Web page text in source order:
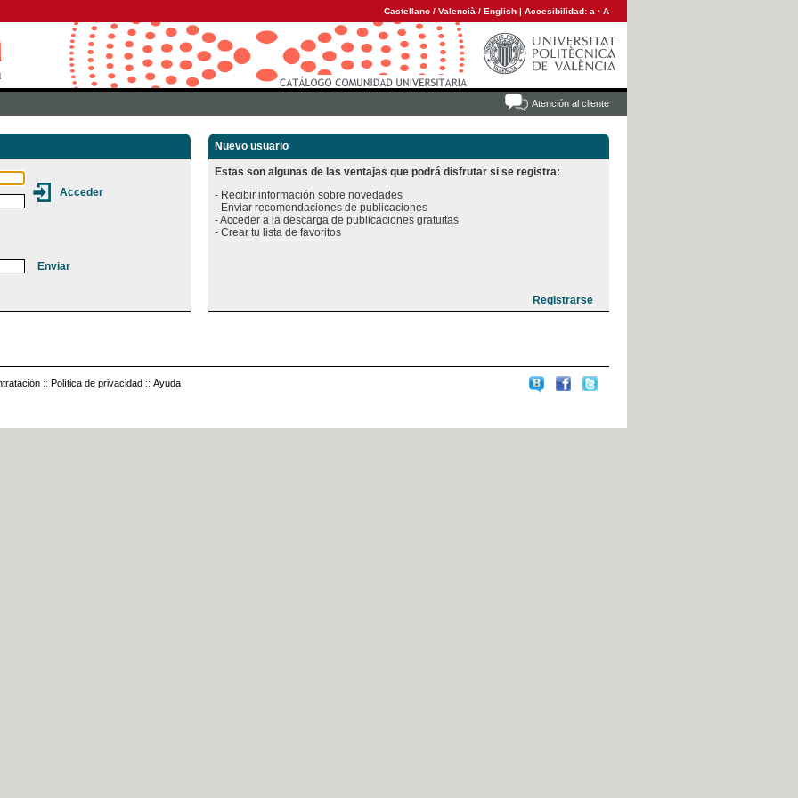
Castellano / Valencià / English | Accesibilidad: a · A
Atención al cliente
Nuevo usuario
Estas son algunas de las ventajas que podrá disfrutar si se registra:
- Recibir información sobre novedades
- Enviar recomendaciones de publicaciones
- Acceder a la descarga de publicaciones gratuitas
:: Política de privacidad :: Ayuda